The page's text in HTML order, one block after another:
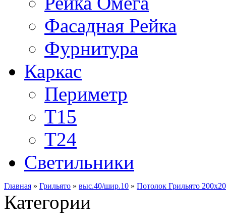
Фасадная Рейка
Фурнитура
Каркас
Периметр
Т15
Т24
Светильники
Главная » Грильято » выс.40/шир.10 » Потолок Грильято
Категории